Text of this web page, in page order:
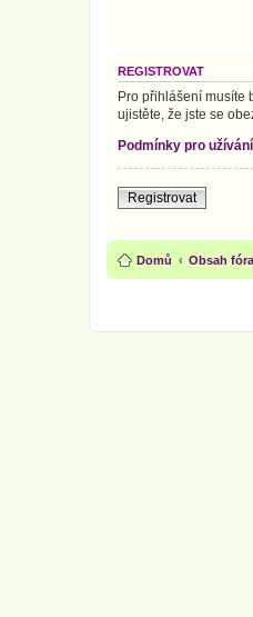
REGISTROVAT
Pro přihlášení musíte
ujistěte, že jste se
Podmínky pro užívání
Registrovat
Domů Obsah fóra